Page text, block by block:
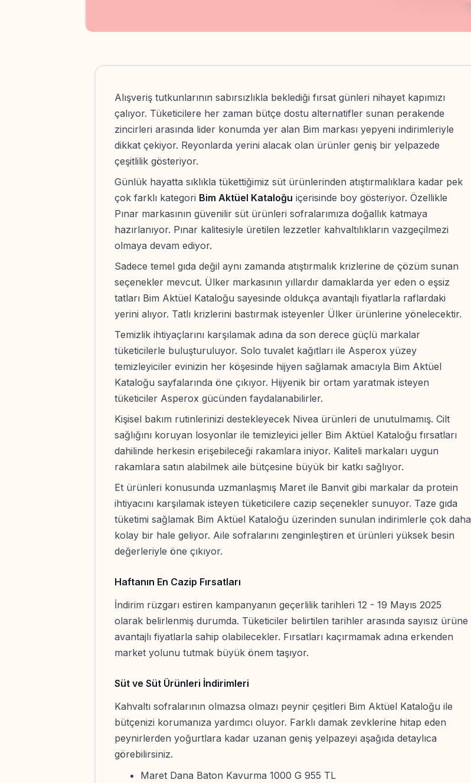
Alışveriş tutkunlarının sabırsızlıkla beklediği fırsat günleri nihayet kapımızı
çalıyor. Tüketicilere her zaman bütçe dostu alternatifler sunan perakende
zincirleri arasında lider konumda yer alan Bim markası yepyeni indirimleriyle
dikkat çekiyor. Reyonlarda yerini alacak olan ürünler geniş bir yelpazede
çeşitlilik gösteriyor.
Günlük hayatta sıklıkla tükettiğimiz süt ürünlerinden atıştırmalıklara kadar pek
çok farklı kategori Bim Aktüel Kataloğu içerisinde boy gösteriyor. Özellikle
Pınar markasının güvenilir süt ürünleri sofralarımıza doğallık katmaya
hazırlanıyor. Pınar kalitesiyle üretilen lezzetler kahvaltılıkların vazgeçilmezi
olmaya devam ediyor.
Sadece temel gıda değil aynı zamanda atıştırmalık krizlerine de çözüm sunan
seçenekler mevcut. Ülker markasının yıllardır damaklarda yer eden o eşsiz
tatları Bim Aktüel Kataloğu sayesinde oldukça avantajlı fiyatlarla raflardaki
yerini alıyor. Tatlı krizlerini bastırmak isteyenler Ülker ürünlerine yönelecektir.
Temizlik ihtiyaçlarını karşılamak adına da son derece güçlü markalar
tüketicilerle buluşturuluyor. Solo tuvalet kağıtları ile Asperox yüzey
temizleyiciler evinizin her köşesinde hijyen sağlamak amacıyla Bim Aktüel
Kataloğu sayfalarında öne çıkıyor. Hijyenik bir ortam yaratmak isteyen
tüketiciler Asperox gücünden faydalanabilirler.
Kişisel bakım rutinlerinizi destekleyecek Nivea ürünleri de unutulmamış. Cilt
sağlığını koruyan losyonlar ile temizleyici jeller Bim Aktüel Kataloğu fırsatları
dahilinde herkesin erişebileceği rakamlara iniyor. Kaliteli markaları uygun
rakamlara satın alabilmek aile bütçesine büyük bir katkı sağlıyor.
Et ürünleri konusunda uzmanlaşmış Maret ile Banvit gibi markalar da protein
ihtiyacını karşılamak isteyen tüketicilere cazip seçenekler sunuyor. Taze gıda
tüketimi sağlamak Bim Aktüel Kataloğu üzerinden sunulan indirimlerle çok daha
kolay bir hale geliyor. Aile sofralarını zenginleştiren et ürünleri yüksek besin
değerleriyle öne çıkıyor.
Haftanın En Cazip Fırsatları
İndirim rüzgarı estiren kampanyanın geçerlilik tarihleri 12 - 19 Mayıs 2025
olarak belirlenmiş durumda. Tüketiciler belirtilen tarihler arasında sayısız ürüne
avantajlı fiyatlarla sahip olabilecekler. Fırsatları kaçırmamak adına erkenden
market yolunu tutmak büyük önem taşıyor.
Süt ve Süt Ürünleri İndirimleri
Kahvaltı sofralarının olmazsa olmazı peynir çeşitleri Bim Aktüel Kataloğu ile
bütçenizi korumanıza yardımcı oluyor. Farklı damak zevklerine hitap eden
peynirlerden yoğurtlara kadar uzanan geniş yelpazeyi aşağıda detaylıca
görebilirsiniz.
Maret Dana Baton Kavurma 1000 G 955 TL